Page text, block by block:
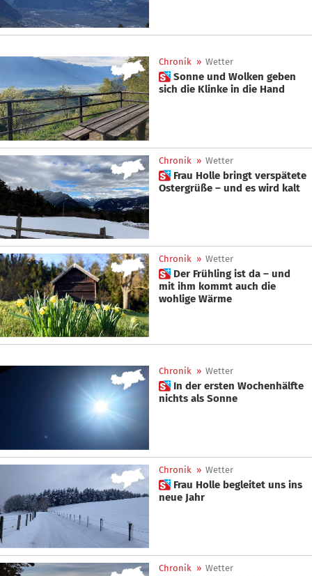
Chronik » Wetter
 Sonne und Wolken geben
sich die Klinke in die Hand
Chronik » Wetter
 Frau Holle bringt verspätete
Ostergrüße – und es wird kalt
Chronik » Wetter
 Der Frühling ist da – und
mit ihm kommt auch die
wohlige Wärme
Chronik » Wetter
 In der ersten Wochenhälfte
nichts als Sonne
Chronik » Wetter
 Frau Holle begleitet uns ins
neue Jahr
Chronik » Wetter